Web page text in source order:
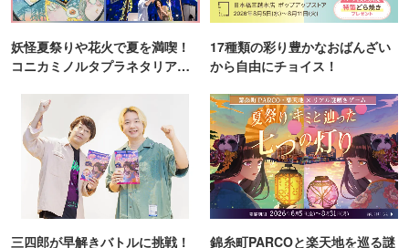
妖怪夏祭りや花火で夏を満喫！
コニカミノルタプラネタリア
17種類の彩り豊かなおばんざい
から自由にチョイス！
三四郎が早解きバトルに挑戦！
錦糸町PARCOと楽天地を巡る謎